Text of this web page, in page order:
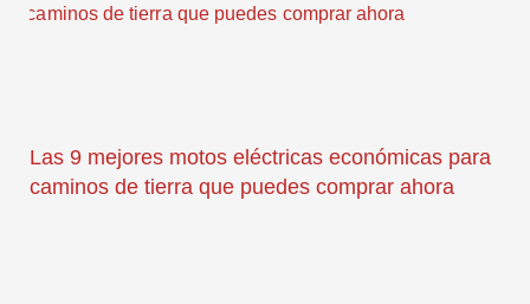
Las 9 mejores motos eléctricas económicas para
caminos de tierra que puedes comprar ahora